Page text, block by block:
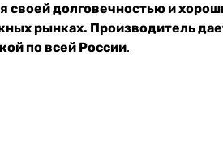
своей долговечностью и
рынках. Производитель
по всей России.